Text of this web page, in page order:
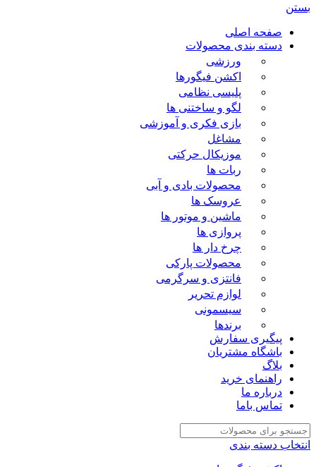
بستن
صفحه اصلی
دسته بندی محصولات
ورزشی
اکشن فیگورها
پلیسی نظامی
لگو و ساختنی ها
بازی فکری و آموزشی
مشاغل
موزیکال حرکتی
ربات ها
محصولات بادی و آبی
عروسک ها
ماشین و موتور ها
پروازی ها
چرخ دار ها
محصولات پارکی
فانتزی و سرگرمی
لوازم تحریر
سیسمونی
برندها
پیگیری سفارش
باشگاه مشتریان
بلاگ
راهنمای خرید
درباره ما
تماس باما
انتخاب دسته بندی